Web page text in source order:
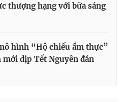
thượng hạng với bữa sáng
hình “Hộ chiếu ẩm thực”
dịp Tết Nguyên đán